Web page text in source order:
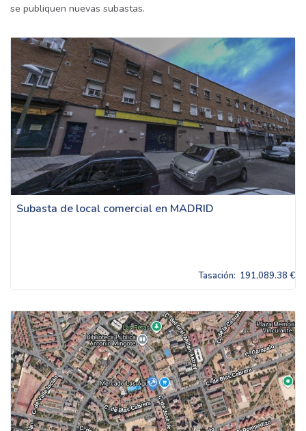
se publiquen nuevas subastas.
Subasta de local comercial en MADRID
Tasación: 191,089.38 €